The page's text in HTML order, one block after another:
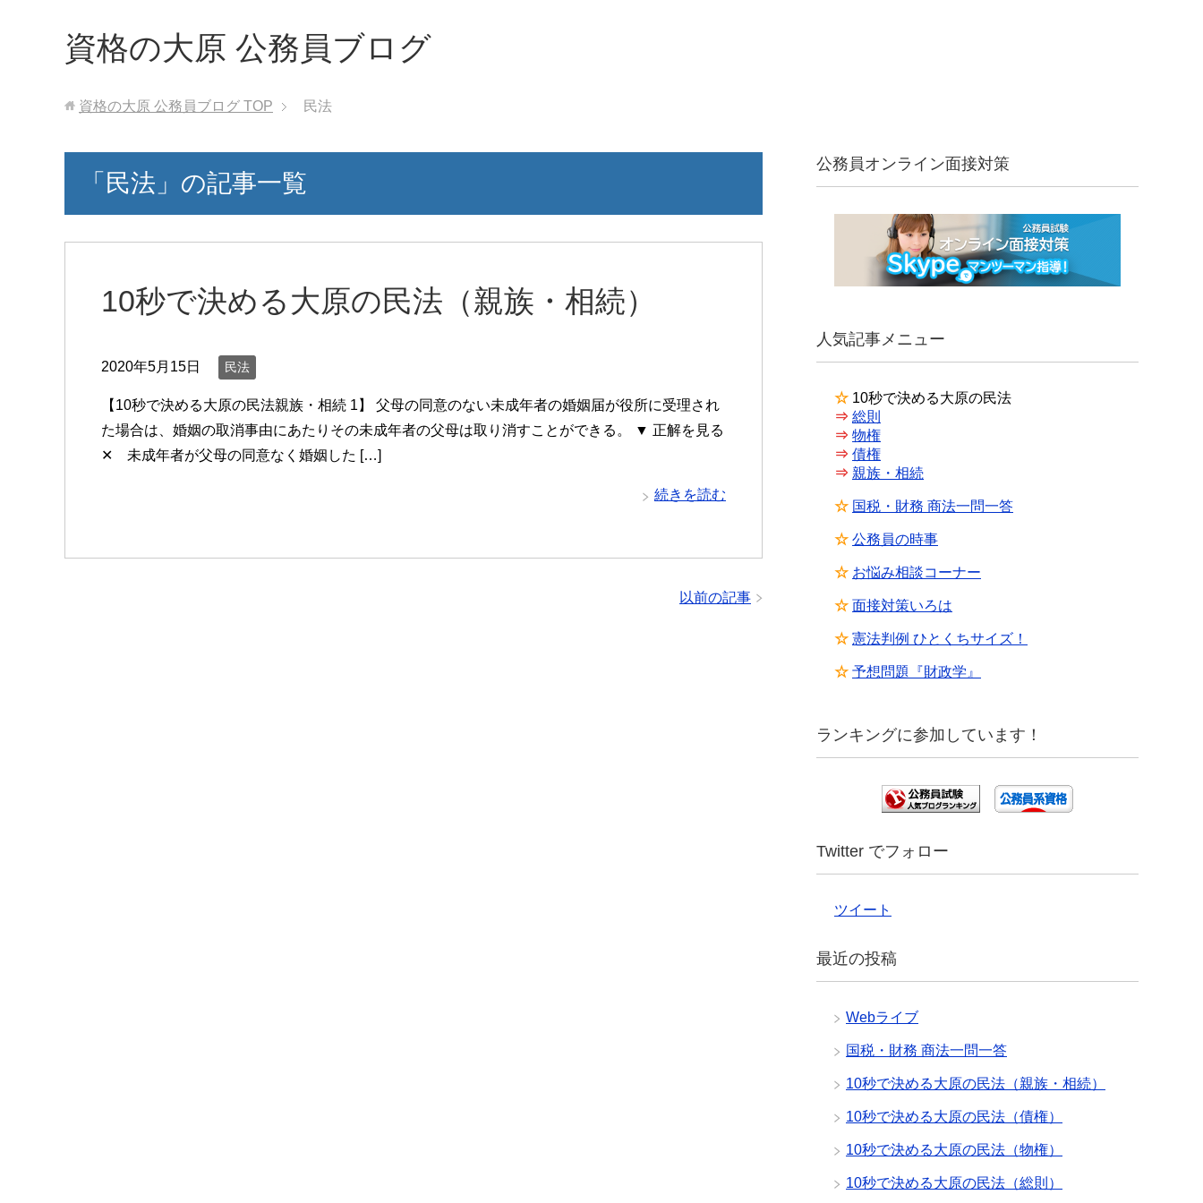
資格の大原 公務員ブログ
資格の大原 公務員ブログ TOP 民法
「民法」の記事一覧
10秒で決める大原の民法（親族・相続）
2020年5月15日 民法
【10秒で決める大原の民法親族・相続 1】 父母の同意のない未成年者の婚姻届が役所に受理され
た場合は、婚姻の取消事由にあたりその未成年者の父母は取り消すことができる。 ▼ 正解を見る
✕ 未成年者が父母の同意なく婚姻した […]
続きを読む
以前の記事
公務員オンライン面接対策
人気記事メニュー
☆ 10秒で決める大原の民法
⇒ 総則
⇒ 物権
⇒ 債権
⇒ 親族・相続
☆ 国税・財務 商法一問一答
☆ 公務員の時事
☆ お悩み相談コーナー
☆ 面接対策いろは
☆ 憲法判例 ひとくちサイズ！
☆ 予想問題『財政学』
ランキングに参加しています！
Twitter でフォロー
ツイート
最近の投稿
Webライブ
国税・財務 商法一問一答
10秒で決める大原の民法（親族・相続）
10秒で決める大原の民法（債権）
10秒で決める大原の民法（物権）
10秒で決める大原の民法（総則）